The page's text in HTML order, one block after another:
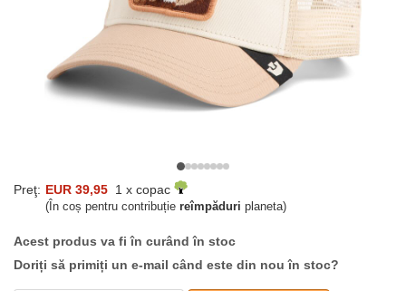
Preţ: EUR 39,95 1 x copac
(În coș pentru contribuție reîmpăduri planeta)
Acest produs va fi în curând în stoc
Doriți să primiți un e-mail când este din nou în stoc?